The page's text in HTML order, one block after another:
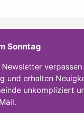
Sonntag
verpassen
und erhalten
unkompliziert